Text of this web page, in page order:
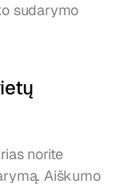
sudarymo
norite
Aiškumo